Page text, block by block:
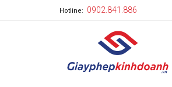
Hotline: 0902.841.886